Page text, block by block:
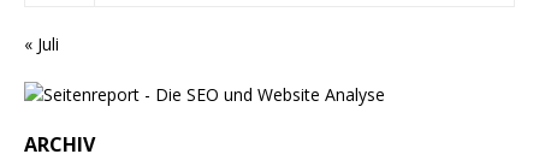
« Juli
ARCHIV